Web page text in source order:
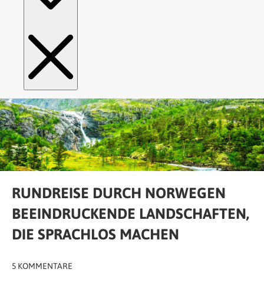
RUNDREISE DURCH NORWEGEN
BEEINDRUCKENDE LANDSCHAFTEN,
DIE SPRACHLOS MACHEN
5 KOMMENTARE